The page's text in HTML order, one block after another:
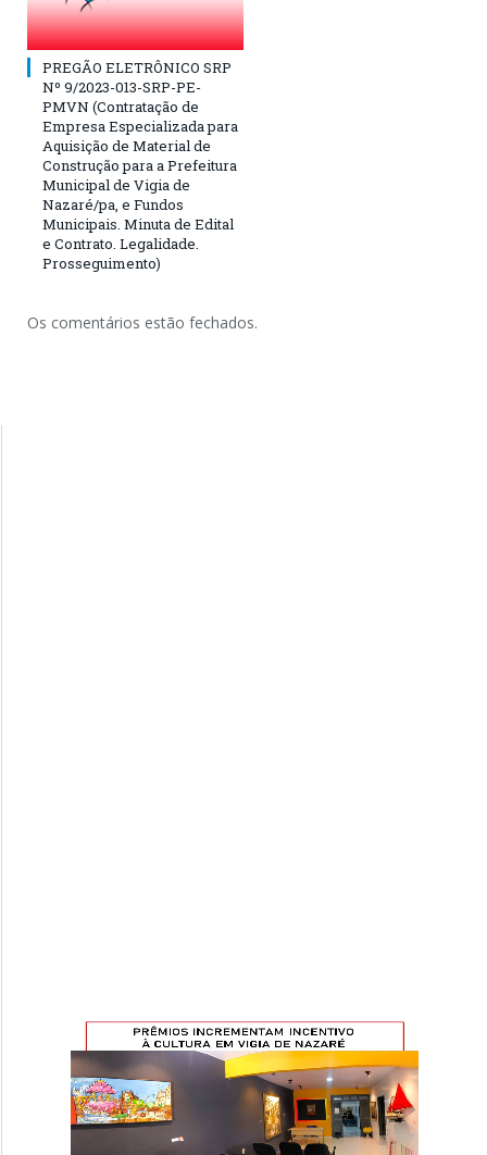
PREGÃO ELETRÔNICO SRP
Nº 9/2023-013-SRP-PE-
PMVN (Contratação de
Empresa Especializada para
Aquisição de Material de
Construção para a Prefeitura
Municipal de Vigia de
Nazaré/pa, e Fundos
Municipais. Minuta de Edital
e Contrato. Legalidade.
Prosseguimento)
Os comentários estão fechados.